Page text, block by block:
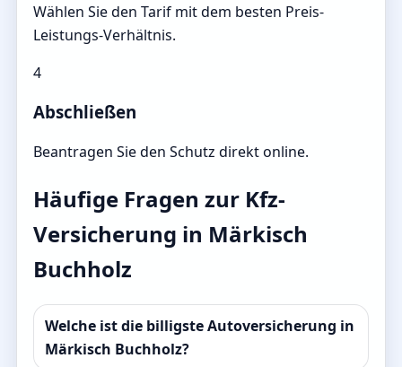
Wählen Sie den Tarif mit dem besten Preis-
Leistungs-Verhältnis.
4
Abschließen
Beantragen Sie den Schutz direkt online.
Häufige Fragen zur Kfz-
Versicherung in Märkisch
Buchholz
Welche ist die billigste Autoversicherung in
Märkisch Buchholz?